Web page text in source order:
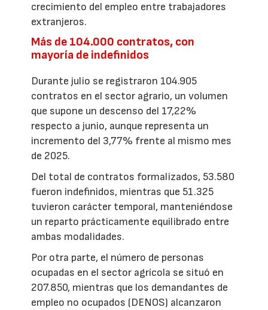
crecimiento del empleo entre trabajadores
extranjeros.
Más de 104.000 contratos, con
mayoría de indefinidos
Durante julio se registraron 104.905
contratos en el sector agrario, un volumen
que supone un descenso del 17,22%
respecto a junio, aunque representa un
incremento del 3,77% frente al mismo mes
de 2025.
Del total de contratos formalizados, 53.580
fueron indefinidos, mientras que 51.325
tuvieron carácter temporal, manteniéndose
un reparto prácticamente equilibrado entre
ambas modalidades.
Por otra parte, el número de personas
ocupadas en el sector agrícola se situó en
207.850, mientras que los demandantes de
empleo no ocupados (DENOS) alcanzaron